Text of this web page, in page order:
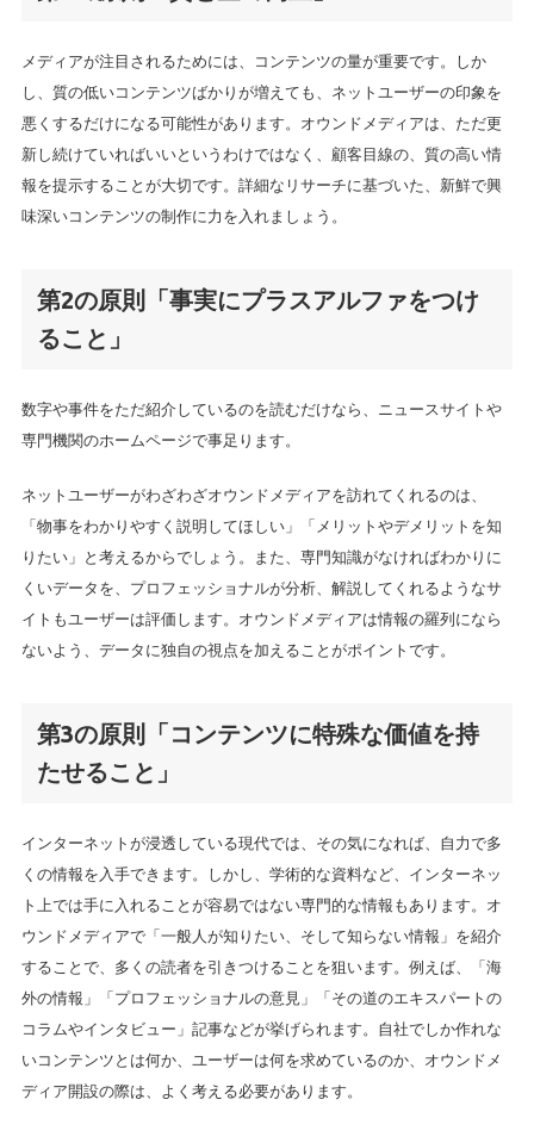
メディアが注目されるためには、コンテンツの量が重要です。しか
し、質の低いコンテンツばかりが増えても、ネットユーザーの印象を
悪くするだけになる可能性があります。オウンドメディアは、ただ更
新し続けていればいいというわけではなく、顧客目線の、質の高い情
報を提示することが大切です。詳細なリサーチに基づいた、新鮮で興
味深いコンテンツの制作に力を入れましょう。
第2の原則「事実にプラスアルファをつけ
ること」
数字や事件をただ紹介しているのを読むだけなら、ニュースサイトや
専門機関のホームページで事足ります。
ネットユーザーがわざわざオウンドメディアを訪れてくれるのは、
「物事をわかりやすく説明してほしい」「メリットやデメリットを知
りたい」と考えるからでしょう。また、専門知識がなければわかりに
くいデータを、プロフェッショナルが分析、解説してくれるようなサ
イトもユーザーは評価します。オウンドメディアは情報の羅列になら
ないよう、データに独自の視点を加えることがポイントです。
第3の原則「コンテンツに特殊な価値を持
たせること」
インターネットが浸透している現代では、その気になれば、自力で多
くの情報を入手できます。しかし、学術的な資料など、インターネッ
ト上では手に入れることが容易ではない専門的な情報もあります。オ
ウンドメディアで「一般人が知りたい、そして知らない情報」を紹介
することで、多くの読者を引きつけることを狙います。例えば、「海
外の情報」「プロフェッショナルの意見」「その道のエキスパートの
コラムやインタビュー」記事などが挙げられます。自社でしか作れな
いコンテンツとは何か、ユーザーは何を求めているのか、オウンドメ
ディア開設の際は、よく考える必要があります。